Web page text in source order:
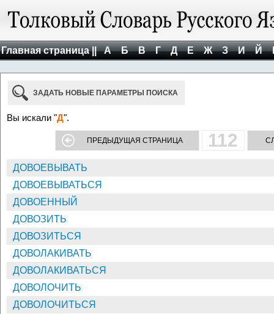
Главная страница || А Б В Г Д Е Ж З И Й
ЗАДАТЬ НОВЫЕ ПАРАМЕТРЫ ПОИСКА
Вы искали "Д".
ПРЕДЫДУЩАЯ СТРАНИЦА 112
ДОВОЕВЫВАТЬ
ДОВОЕВЫВАТЬСЯ
ДОВОЕННЫЙ
ДОВОЗИТЬ
ДОВОЗИТЬСЯ
ДОВОЛАКИВАТЬ
ДОВОЛАКИВАТЬСЯ
ДОВОЛОЧИТЬ
ДОВОЛОЧИТЬСЯ